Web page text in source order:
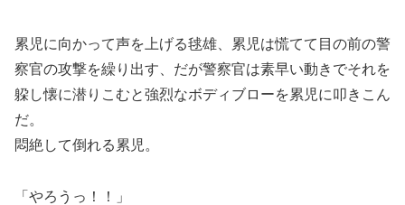
累児に向かって声を上げる毬雄、累児は慌てて目の前の警
察官の攻撃を繰り出す、だが警察官は素早い動きでそれを
躱し懐に潜りこむと強烈なボディブローを累児に叩きこん
だ。
悶絶して倒れる累児。
「やろうっ！！」